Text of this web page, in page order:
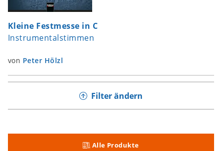
Kleine Festmesse in C
Instrumentalstimmen
von Peter Hölzl
Filter ändern
Alle Produkte